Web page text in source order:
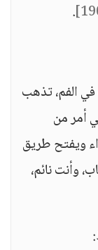
.
في الفم، تذهب
أمر من
ويفتح طريق
وأنت نائم،